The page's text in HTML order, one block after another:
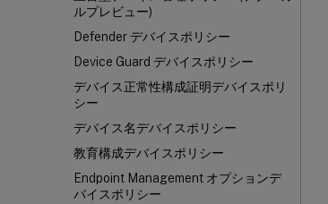
ルプレビュー)
Defender デバイスポリシー
Device Guard デバイスポリシー
デバイス正常性構成証明デバイスポリ
シー
デバイス名デバイスポリシー
教育構成デバイスポリシー
Endpoint Management オプションデ
バイスポリシー